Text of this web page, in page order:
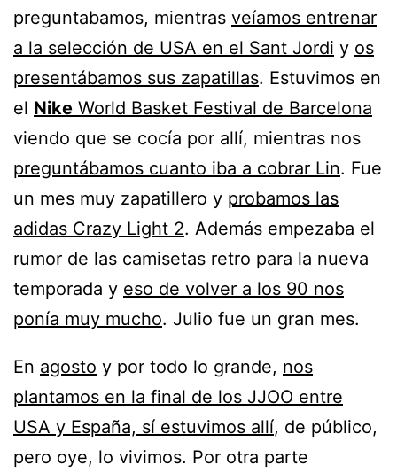
preguntabamos, mientras veíamos entrenar
a la selección de USA en el Sant Jordi y os
presentábamos sus zapatillas. Estuvimos en
el Nike World Basket Festival de Barcelona
viendo que se cocía por allí, mientras nos
preguntábamos cuanto iba a cobrar Lin. Fue
un mes muy zapatillero y probamos las
adidas Crazy Light 2. Además empezaba el
rumor de las camisetas retro para la nueva
temporada y eso de volver a los 90 nos
ponía muy mucho. Julio fue un gran mes.
En agosto y por todo lo grande, nos
plantamos en la final de los JJOO entre
USA y España, sí estuvimos allí, de público,
pero oye, lo vivimos. Por otra parte